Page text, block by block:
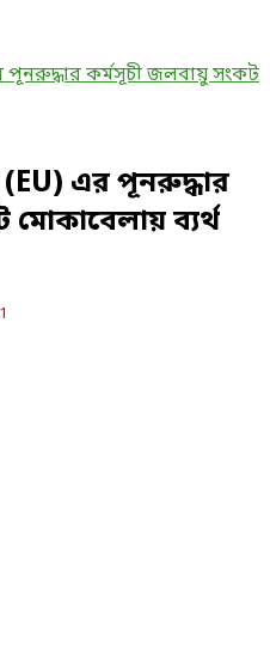
এর পূনরুদ্ধার
ব্যর্থ